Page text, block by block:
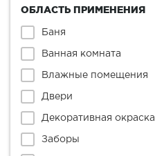
ОБЛАСТЬ ПРИМЕНЕНИЯ
Баня
Ванная комната
Влажные помещения
Двери
Декоративная окраска
Заборы